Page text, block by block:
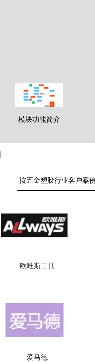
模块功能简介
按五金塑胶行业客户案
欧唯斯工具
爱马德